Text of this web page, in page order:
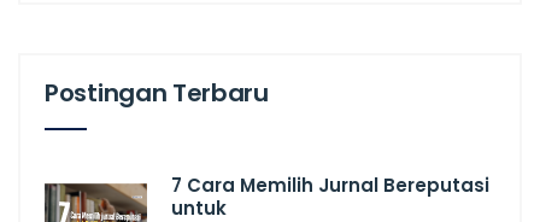
Postingan Terbaru
7 Cara Memilih Jurnal Bereputasi
untuk